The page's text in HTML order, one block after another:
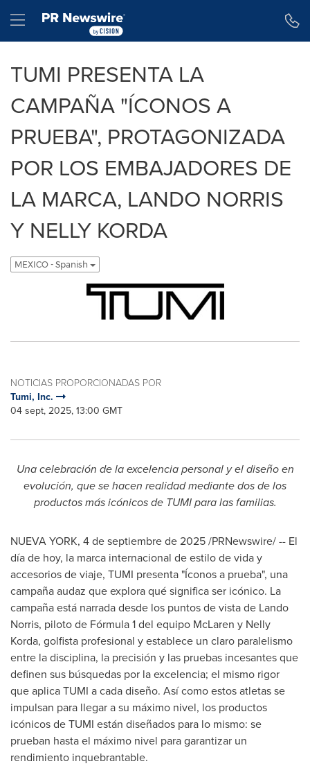
Hamburger menu
TUMI PRESENTA LA
CAMPAÑA "ÍCONOS A
PRUEBA", PROTAGONIZADA
POR LOS EMBAJADORES DE
LA MARCA, LANDO NORRIS
Y NELLY KORDA
MEXICO - Spanish
NOTICIAS PROPORCIONADAS POR
Tumi, Inc.
04 sept, 2025, 13:00 GMT
Una celebración de la excelencia personal y el diseño en
evolución, que se hacen realidad mediante dos de los
productos más icónicos de TUMI para las familias.
NUEVA YORK, 4 de septiembre de 2025/PRNewswire/ -- El
día de hoy, la marca internacional de estilo de vida y
accesorios de viaje, TUMI presenta "Íconos a prueba", una
campaña audaz que explora qué significa ser icónico. La
campaña está narrada desde los puntos de vista de Lando
Norris, piloto de Fórmula 1 del equipo McLaren y Nelly
Korda, golfista profesional y establece un claro paralelismo
entre la disciplina, la precisión y las pruebas incesantes que
definen sus búsquedas por la excelencia; el mismo rigor
que aplica TUMI a cada diseño. Así como estos atletas se
impulsan para llegar a su máximo nivel, los productos
icónicos de TUMI están diseñados para lo mismo: se
prueban hasta el máximo nivel para garantizar un
rendimiento inquebrantable.